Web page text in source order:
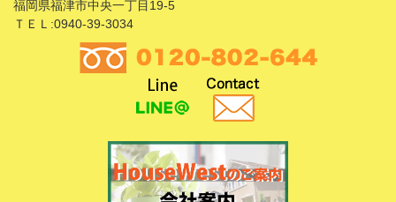
福岡県福津市中央一丁目19-5
ＴＥＬ:0940-39-3034